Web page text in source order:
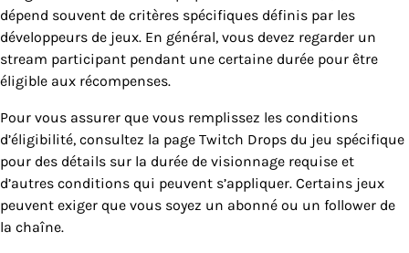
dépend souvent de critères spécifiques définis par les
développeurs de jeux. En général, vous devez regarder un
stream participant pendant une certaine durée pour être
éligible aux récompenses.
Pour vous assurer que vous remplissez les conditions
d’éligibilité, consultez la page Twitch Drops du jeu spécifique
pour des détails sur la durée de visionnage requise et
d’autres conditions qui peuvent s’appliquer. Certains jeux
peuvent exiger que vous soyez un abonné ou un follower de
la chaîne.